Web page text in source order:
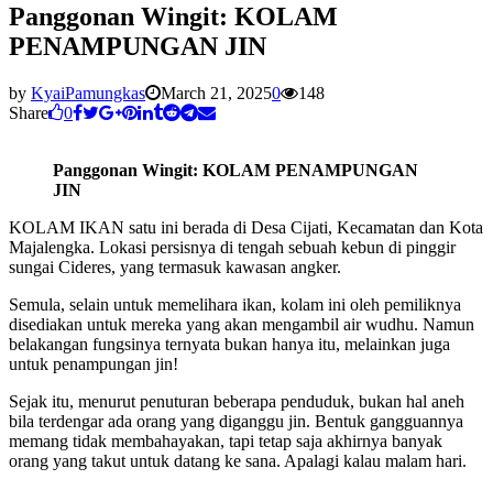
Panggonan Wingit: KOLAM
PENAMPUNGAN JIN
by KyaiPamungkas March 21, 20250
148
Share
0
Panggonan Wingit: KOLAM PENAMPUNGAN
JIN
KOLAM IKAN satu ini berada di Desa Cijati, Kecamatan dan Kota
Majalengka. Lokasi persisnya di tengah sebuah kebun di pinggir
sungai Cideres, yang termasuk kawasan angker.
Semula, selain untuk memelihara ikan, kolam ini oleh pemiliknya
disediakan untuk mereka yang akan mengambil air wudhu. Namun
belakangan fungsinya ternyata bukan hanya itu, melainkan juga
untuk penampungan jin!
Sejak itu, menurut penuturan beberapa penduduk, bukan hal aneh
bila terdengar ada orang yang diganggu jin. Bentuk gangguannya
memang tidak membahayakan, tapi tetap saja akhirnya banyak
orang yang takut untuk datang ke sana. Apalagi kalau malam hari.